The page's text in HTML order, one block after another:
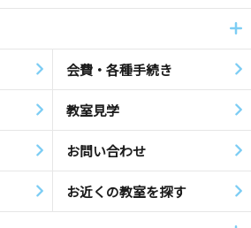
会費・各種手続き
教室見学
お問い合わせ
お近くの教室を探す